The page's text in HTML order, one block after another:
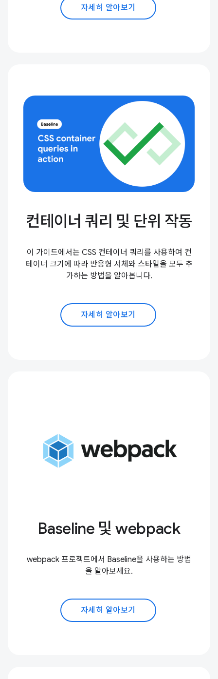
자세히 알아보기
컨테이너 쿼리 및 단위 작동
이 가이드에서는 CSS 컨테이너 쿼리를 사용하여 컨
테이너 크기에 따라 반응형 서체와 스타일을 모두 추
가하는 방법을 알아봅니다.
자세히 알아보기
Baseline 및 webpack
webpack 프로젝트에서 Baseline을 사용하는 방법
을 알아보세요.
자세히 알아보기